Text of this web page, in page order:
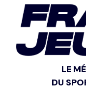
LE
DU